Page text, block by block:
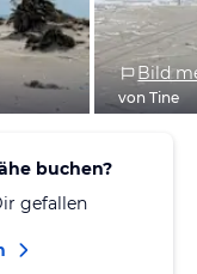
Bild
von Tine
buchen?
gefallen